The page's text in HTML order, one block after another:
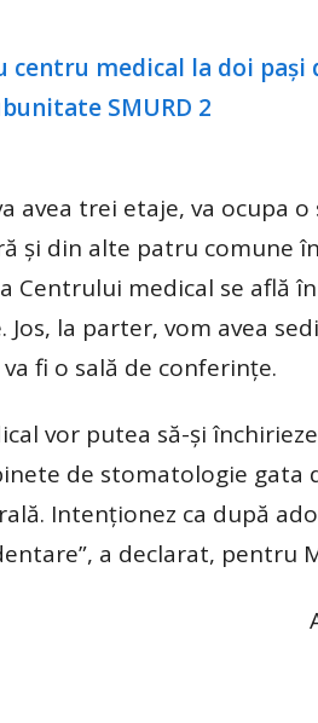
avea trei etaje, va ocupa
și din alte patru comune
Centrului medical se află
la parter, vom avea
fi o sală de conferințe.
vor putea să-și
de stomatologie
Intenționez ca după
a declarat, pentru